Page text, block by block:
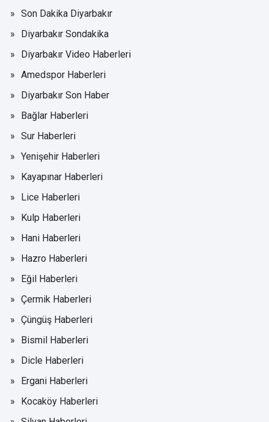
Son Dakika Diyarbakır
Diyarbakır Sondakika
Diyarbakır Video Haberleri
Amedspor Haberleri
Diyarbakır Son Haber
Bağlar Haberleri
Sur Haberleri
Yenişehir Haberleri
Kayapınar Haberleri
Lice Haberleri
Kulp Haberleri
Hani Haberleri
Hazro Haberleri
Eğil Haberleri
Çermik Haberleri
Çüngüş Haberleri
Bismil Haberleri
Dicle Haberleri
Ergani Haberleri
Kocaköy Haberleri